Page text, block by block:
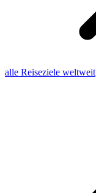
alle Reiseziele weltweit